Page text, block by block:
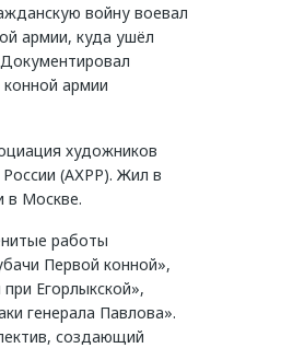
войну воевал
армии, куда ушёл
армии
художников
(АХРР). Жил в
в Москве.
работы
Первой конной»,
Егорлыкской»,
генерала Павлова».
создающий